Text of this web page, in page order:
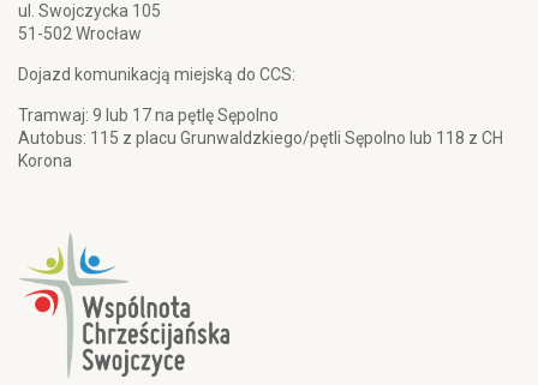
ul. Swojczycka 105
51-502 Wrocław
Dojazd komunikacją miejską do CCS:
Tramwaj: 9 lub 17 na pętlę Sępolno
Autobus: 115 z placu Grunwaldzkiego/pętli Sępolno lub 118 z CH
Korona